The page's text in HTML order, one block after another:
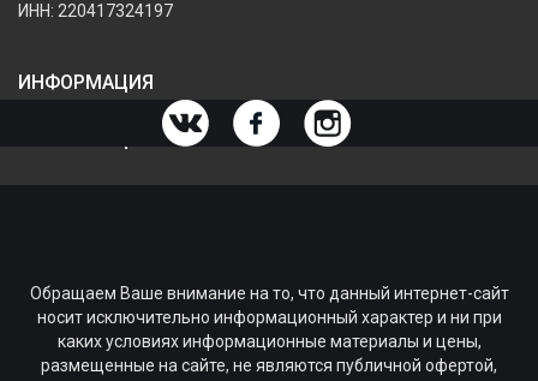
ИНН: 220417324197
ИНФОРМАЦИЯ
ИНФОРМАЦИЯ О МАГАЗИНЕ
Обращаем Ваше внимание на то, что данный интернет-сайт
носит исключительно информационный характер и ни при
каких условиях информационные материалы и цены,
размещенные на сайте, не являются публичной офертой,